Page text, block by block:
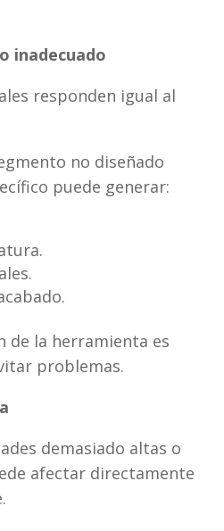
inadecuado
responden igual al
no diseñado
puede generar:
de la herramienta es
problemas.
demasiado altas o
afectar directamente